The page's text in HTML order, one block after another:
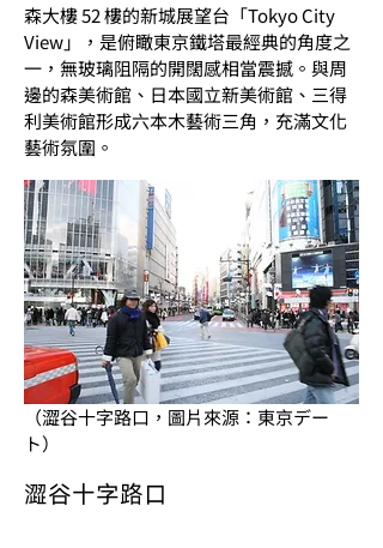
森大樓 52 樓的新城展望台「Tokyo City
View」，是俯瞰東京鐵塔最經典的角度之
一，無玻璃阻隔的開闊感相當震撼。與周
邊的森美術館、日本國立新美術館、三得
利美術館形成六本木藝術三角，充滿文化
藝術氛圍。
（澀谷十字路口，圖片來源：東京デー
ト）
澀谷十字路口